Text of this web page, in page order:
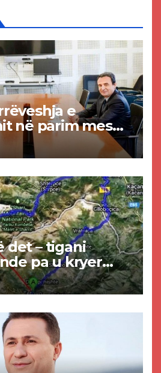
e
në parim mes
det – tigani
pa u kryer
komuna e
punimet për